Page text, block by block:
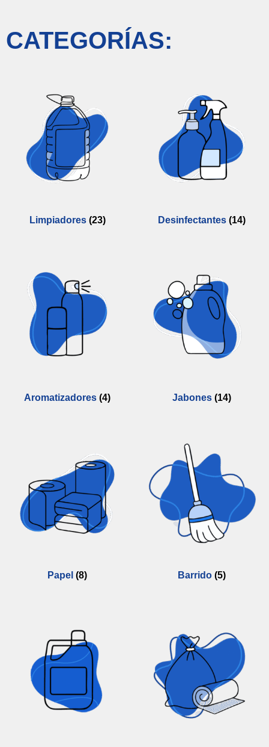
CATEGORÍAS:
Limpiadores (23) Desinfectantes (14)
Aromatizadores (4) Jabones (14)
Papel (8) Barrido (5)